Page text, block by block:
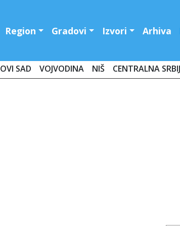
Region Gradovi Izvori Arhiva
SAD VOJVODINA NIŠ CENTRALNA